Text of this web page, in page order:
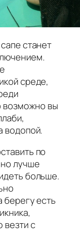
станет
среде,
возможно вы
водопой.
по
лучше
больше.
берегу есть
везти с